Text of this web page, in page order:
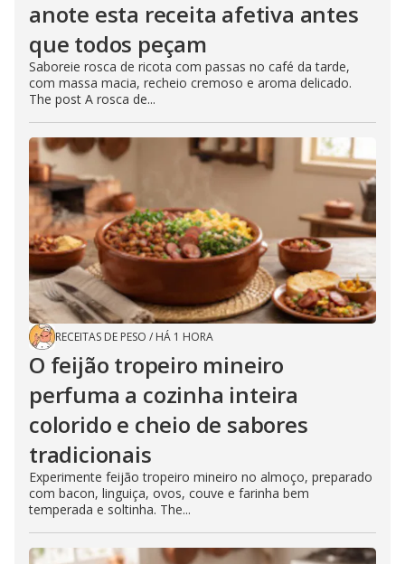
anote esta receita afetiva antes
que todos peçam
Saboreie rosca de ricota com passas no café da tarde,
com massa macia, recheio cremoso e aroma delicado.
The post A rosca de...
RECEITAS DE PESO / HÁ 1 HORA
O feijão tropeiro mineiro
perfuma a cozinha inteira
colorido e cheio de sabores
tradicionais
Experimente feijão tropeiro mineiro no almoço, preparado
com bacon, linguiça, ovos, couve e farinha bem
temperada e soltinha. The...